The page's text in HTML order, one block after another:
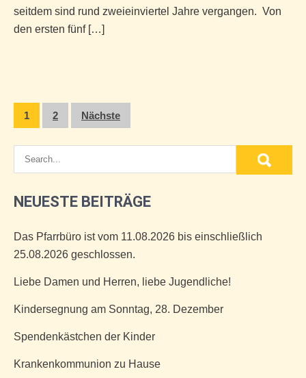
seitdem sind rund zweieinviertel Jahre vergangen. Von
den ersten fünf […]
Seitennummerierung
Beiträge
1 2 Nächste
NEUESTE BEITRÄGE
Das Pfarrbüro ist vom 11.08.2026 bis einschließlich
25.08.2026 geschlossen.
Liebe Damen und Herren, liebe Jugendliche!
Kindersegnung am Sonntag, 28. Dezember
Spendenkästchen der Kinder
Krankenkommunion zu Hause